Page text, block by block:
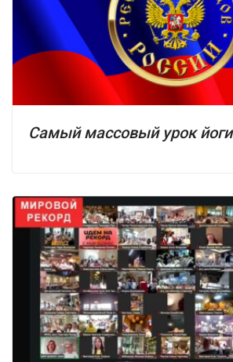
Самый массовый урок йоги